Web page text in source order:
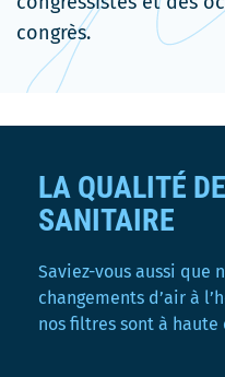
congrès.
LA QUALITÉ
SANITAIRE
Saviez-vous aussi que
changements d’air à
nos filtres sont à haute